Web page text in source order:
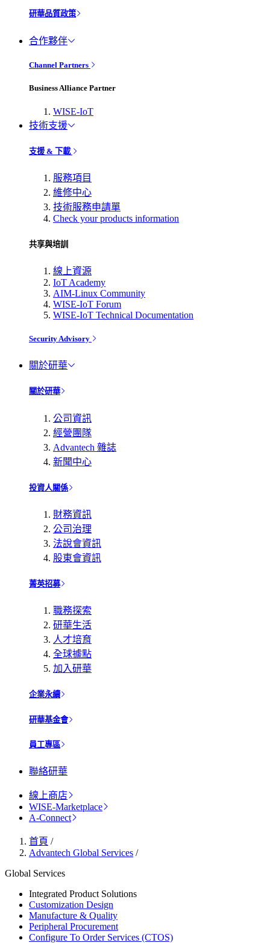
研華品質政策
合作夥伴
Channel Partners
Business Alliance Partner
WISE-IoT
技術支援
支援 & 下載
服務項目
維修中心
技術服務申請單
Check your products information
共享與培訓
線上資源
IoT Academy
AIM-Linux Community
WISE-IoT Forum
WISE-IoT Technical Documentation
Security Advisory
關於研華
關於研華
公司資訊
經營團隊
Advantech 雜誌
新聞中心
投資人關係
財務資訊
公司治理
法說會資訊
股東會資訊
菁英招募
職務探索
研華生活
人才培育
全球據點
加入研華
企業永續
研華基金會
員工專區
聯絡研華
線上商店
WISE-Marketplace
A-Connect
首頁 /
Advantech Global Services /
Global Services
Integrated Product Solutions
Customization Design
Manufacture & Quality
Peripheral Procurement
Configure To Order Services (CTOS)